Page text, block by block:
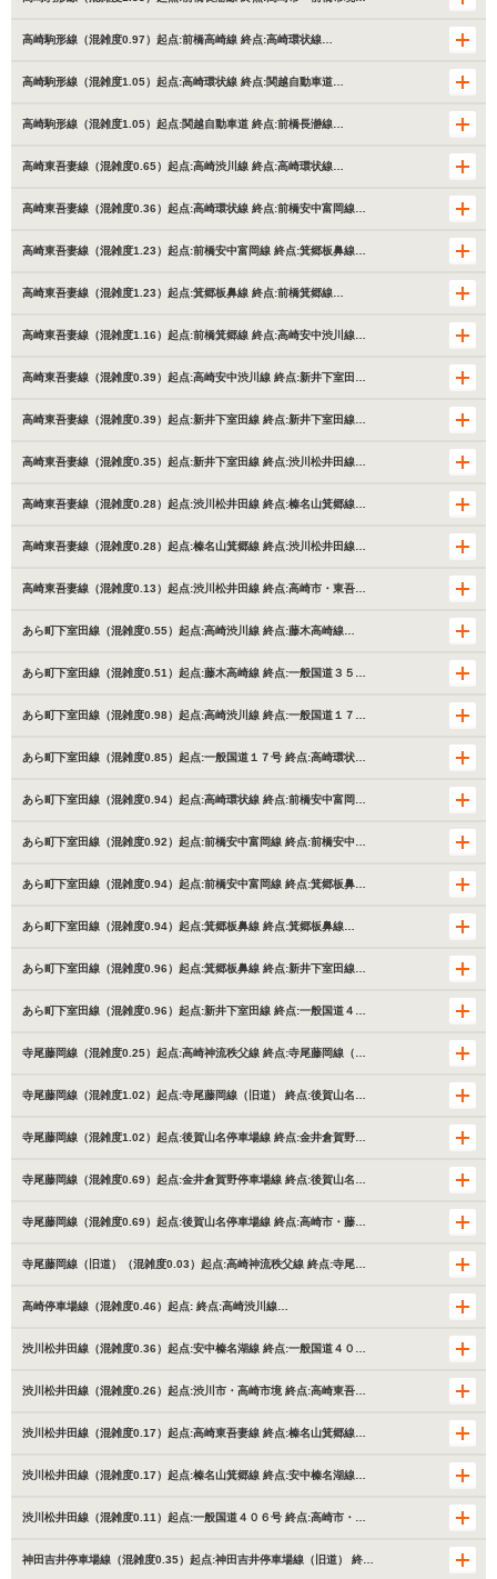
高崎駒形線（混雑度0.97）起点:前橋高崎線 終点:高崎環状線…
高崎駒形線（混雑度1.05）起点:高崎環状線 終点:関越自動車道…
高崎駒形線（混雑度1.05）起点:関越自動車道 終点:前橋長瀞線…
高崎東吾妻線（混雑度0.65）起点:高崎渋川線 終点:高崎環状線…
高崎東吾妻線（混雑度0.36）起点:高崎環状線 終点:前橋安中富岡線…
高崎東吾妻線（混雑度1.23）起点:前橋安中富岡線 終点:箕郷板鼻線…
高崎東吾妻線（混雑度1.23）起点:箕郷板鼻線 終点:前橋箕郷線…
高崎東吾妻線（混雑度1.16）起点:前橋箕郷線 終点:高崎安中渋川線…
高崎東吾妻線（混雑度0.39）起点:高崎安中渋川線 終点:新井下室田…
高崎東吾妻線（混雑度0.39）起点:新井下室田線 終点:新井下室田線…
高崎東吾妻線（混雑度0.35）起点:新井下室田線 終点:渋川松井田線…
高崎東吾妻線（混雑度0.28）起点:渋川松井田線 終点:榛名山箕郷線…
高崎東吾妻線（混雑度0.28）起点:榛名山箕郷線 終点:渋川松井田線…
高崎東吾妻線（混雑度0.13）起点:渋川松井田線 終点:高崎市・東吾…
あら町下室田線（混雑度0.55）起点:高崎渋川線 終点:藤木高崎線…
あら町下室田線（混雑度0.51）起点:藤木高崎線 終点:一般国道３５…
あら町下室田線（混雑度0.98）起点:高崎渋川線 終点:一般国道１７…
あら町下室田線（混雑度0.85）起点:一般国道１７号 終点:高崎環状…
あら町下室田線（混雑度0.94）起点:高崎環状線 終点:前橋安中富岡…
あら町下室田線（混雑度0.92）起点:前橋安中富岡線 終点:前橋安中…
あら町下室田線（混雑度0.94）起点:前橋安中富岡線 終点:箕郷板鼻…
あら町下室田線（混雑度0.94）起点:箕郷板鼻線 終点:箕郷板鼻線…
あら町下室田線（混雑度0.96）起点:箕郷板鼻線 終点:新井下室田線…
あら町下室田線（混雑度0.96）起点:新井下室田線 終点:一般国道４…
寺尾藤岡線（混雑度0.25）起点:高崎神流秩父線 終点:寺尾藤岡線（…
寺尾藤岡線（混雑度1.02）起点:寺尾藤岡線（旧道） 終点:後賀山名…
寺尾藤岡線（混雑度1.02）起点:後賀山名停車場線 終点:金井倉賀野…
寺尾藤岡線（混雑度0.69）起点:金井倉賀野停車場線 終点:後賀山名…
寺尾藤岡線（混雑度0.69）起点:後賀山名停車場線 終点:高崎市・藤…
寺尾藤岡線（旧道）（混雑度0.03）起点:高崎神流秩父線 終点:寺尾…
高崎停車場線（混雑度0.46）起点: 終点:高崎渋川線…
渋川松井田線（混雑度0.36）起点:安中榛名湖線 終点:一般国道４０…
渋川松井田線（混雑度0.26）起点:渋川市・高崎市境 終点:高崎東吾…
渋川松井田線（混雑度0.17）起点:高崎東吾妻線 終点:榛名山箕郷線…
渋川松井田線（混雑度0.17）起点:榛名山箕郷線 終点:安中榛名湖線…
渋川松井田線（混雑度0.11）起点:一般国道４０６号 終点:高崎市・…
神田吉井停車場線（混雑度0.35）起点:神田吉井停車場線（旧道） 終…